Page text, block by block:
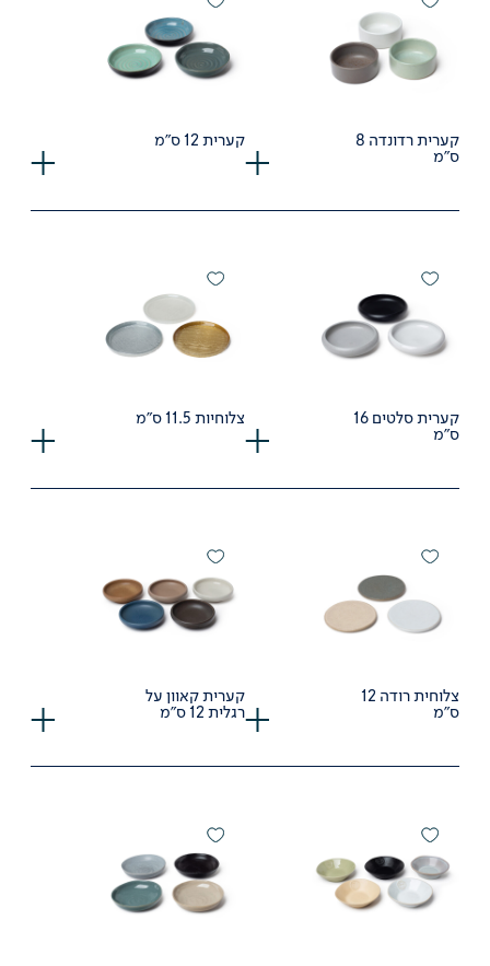
קערית רדונדה 8
ס"מ
קערית 12 ס"מ
קערית סלטים 16
ס"מ
צלוחיות 11.5 ס"מ
צלוחית רודה 12
ס"מ
קערית קאוון על
רגלית 12 ס"מ